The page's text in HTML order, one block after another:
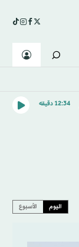
12:34 دقيقه
اليوم الأسبوع